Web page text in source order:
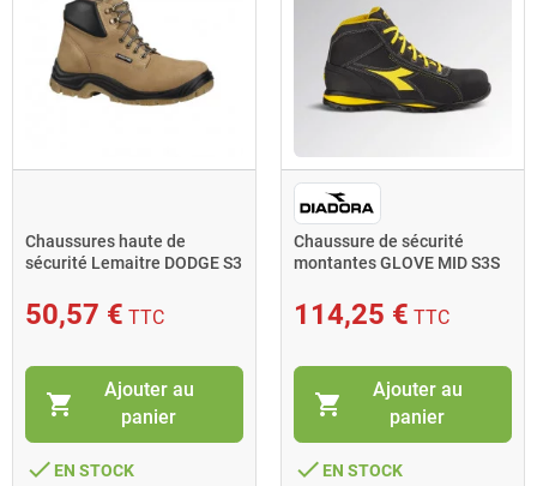
Chaussures haute de
sécurité Lemaitre DODGE S3
50,57 € TTC
shopping_cart
Ajouter au
panier
done EN STOCK
Chaussure de sécurité
montantes GLOVE MID S3S
114,25 € TTC
shopping_cart
Ajouter au
panier
done EN STOCK